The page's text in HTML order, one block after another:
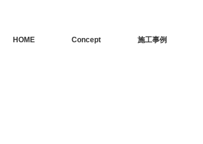
HOME Concept 施工事例